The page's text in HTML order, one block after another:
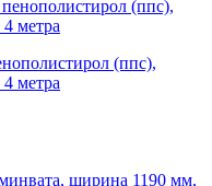
(ппс),
метра